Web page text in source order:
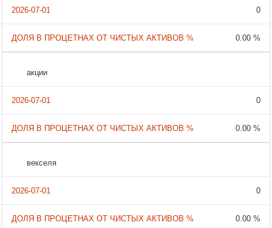
0
0.00 %
акции
0
0.00 %
векселя
0
0.00 %